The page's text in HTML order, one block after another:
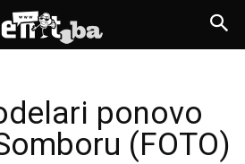
ponovo
(FOTO)